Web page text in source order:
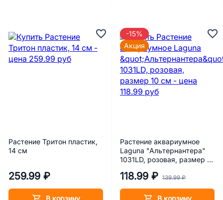
Растение Тритон пластик,
14 см
259.99 ₽
Растение аквариумное
Laguna "Альтернантера"
1031LD, розовая, размер 10
118.99 ₽ 139.99 ₽
-15%
Акция